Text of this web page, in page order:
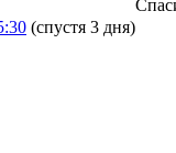
(спустя 3 дня)